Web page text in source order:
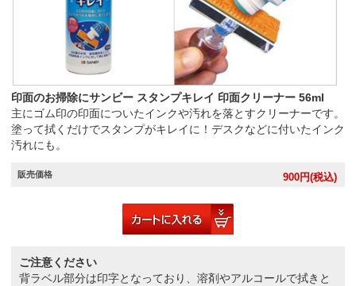
印面のお掃除にサンビー スタンプキレイ 印面クリーナー 56ml
主にゴム印の印面についたインクや汚れを落とすクリーナーです。
塗って拭くだけでスタンプがキレイに！デスクなどに付いたインク
汚れにも。
販売価格 900円(税込)
ご注意ください
背ラベル部分は印字となっており、溶剤やアルコールで拭きと